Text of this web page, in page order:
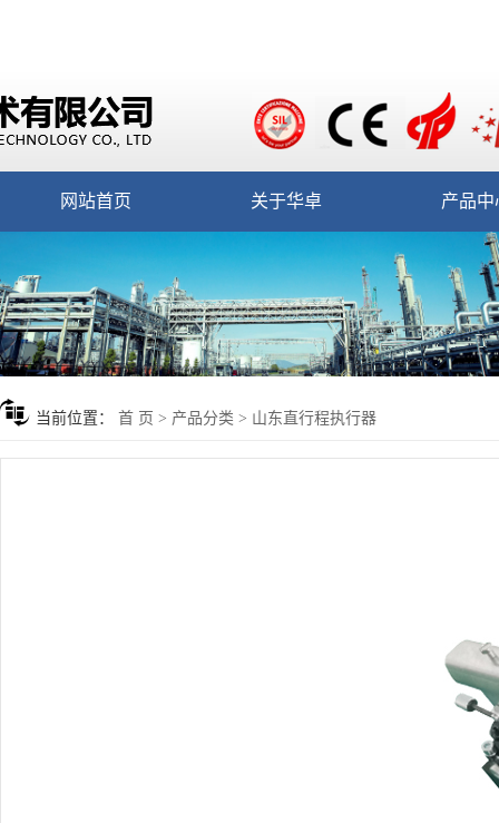
网站首页 关于华卓 产品中
当前位置： 首 页 > 产品分类 > 山东直行程执行器